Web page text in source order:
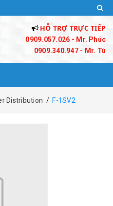
HỖ TRỢ TRỰC TIẾP
0909.057.026 - Mr. Phúc
0909.340.947 - Mr. Tú
Distribution / F-1SV2